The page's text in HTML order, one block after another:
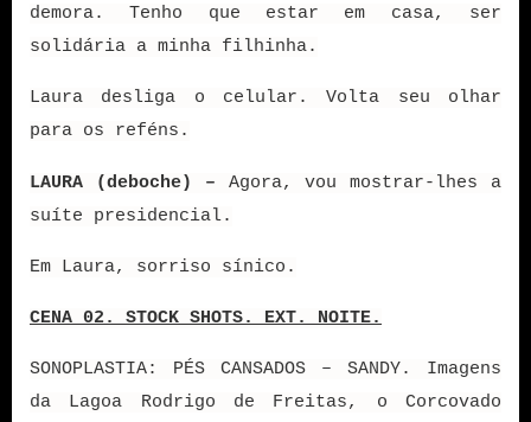
demora. Tenho que estar em casa, ser
solidária a minha filhinha.
Laura desliga o celular. Volta seu olhar
para os reféns.
LAURA (deboche) – Agora, vou mostrar-lhes a
suíte presidencial.
Em Laura, sorriso sínico.
CENA 02. STOCK SHOTS. EXT. NOITE.
SONOPLASTIA: PÉS CANSADOS – SANDY. Imagens
da Lagoa Rodrigo de Freitas, o Corcovado